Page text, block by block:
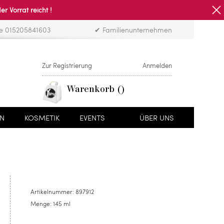
Vorrat reicht !
015205841603 ✔ Familienunternehmen
Zur Registrierung Anmelden
Warenkorb
KOSMETIK EVENTS ÜBER UNS
Artikelnummer: 897912
Menge: 145 ml